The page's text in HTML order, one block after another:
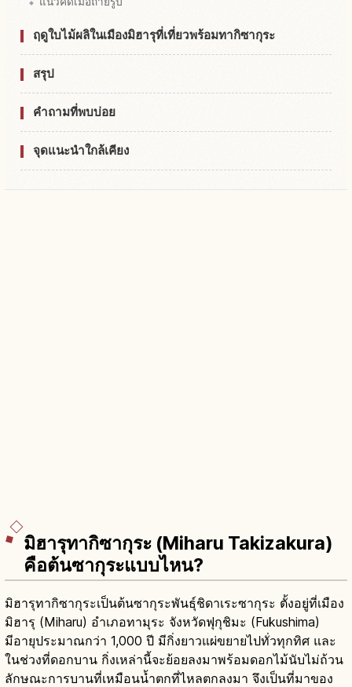
ฤดูใบไม้ผลิในเมืองมิฮารุที่เที่ยวพร้อมทากิซากุระ
สรุป
คำถามที่พบบ่อย
จุดแนะนำใกล้เคียง
มิฮารุทากิซากุระ (Miharu Takizakura)
คือต้นซากุระแบบไหน?
มิฮารุทากิซากุระเป็นต้นซากุระพันธุ์ชิดาเระซากุระ ตั้งอยู่ที่เมือง
มิฮารุ (Miharu) อำเภอทามุระ จังหวัดฟุกุชิมะ (Fukushima)
มีอายุประมาณกว่า 1,000 ปี มีกิ่งยาวแผ่ขยายไปทั่วทุกทิศ และ
ในช่วงที่ดอกบาน กิ่งเหล่านี้จะย้อยลงมาพร้อมดอกไม้นับไม่ถ้วน
ลักษณะการบานที่เหมือนน้ำตกที่ไหลตกลงมา จึงเป็นที่มาของ